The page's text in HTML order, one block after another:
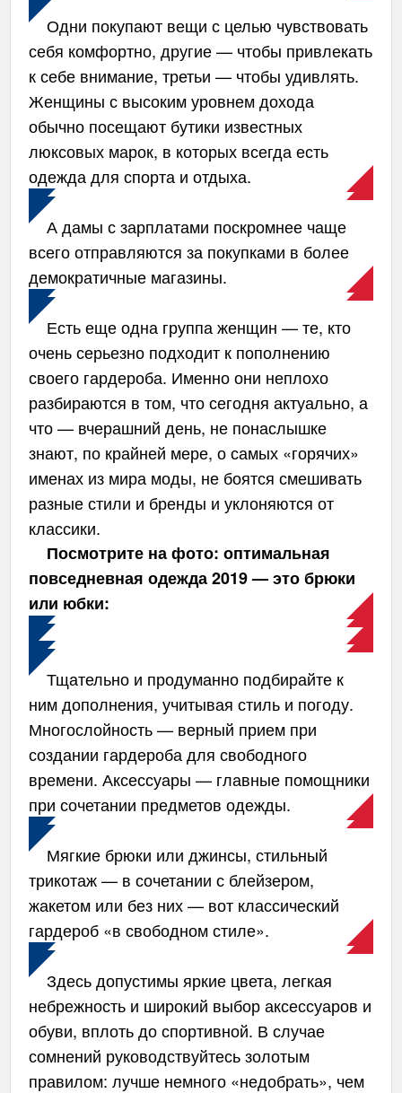
Одни покупают вещи с целью чувствовать
себя комфортно, другие — чтобы привлекать
к себе внимание, третьи — чтобы удивлять.
Женщины с высоким уровнем дохода
обычно посещают бутики известных
люксовых марок, в которых всегда есть
одежда для спорта и отдыха.
А дамы с зарплатами поскромнее чаще
всего отправляются за покупками в более
демократичные магазины.
Есть еще одна группа женщин — те, кто
очень серьезно подходит к пополнению
своего гардероба. Именно они неплохо
разбираются в том, что сегодня актуально, а
что — вчерашний день, не понаслышке
знают, по крайней мере, о самых «горячих»
именах из мира моды, не боятся смешивать
разные стили и бренды и уклоняются от
классики.
Посмотрите на фото: оптимальная
повседневная одежда 2019 — это брюки
или юбки:
Тщательно и продуманно подбирайте к
ним дополнения, учитывая стиль и погоду.
Многослойность — верный прием при
создании гардероба для свободного
времени. Аксессуары — главные помощники
при сочетании предметов одежды.
Мягкие брюки или джинсы, стильный
трикотаж — в сочетании с блейзером,
жакетом или без них — вот классический
гардероб «в свободном стиле».
Здесь допустимы яркие цвета, легкая
небрежность и широкий выбор аксессуаров и
обуви, вплоть до спортивной. В случае
сомнений руководствуйтесь золотым
правилом: лучше немного «недобрать», чем